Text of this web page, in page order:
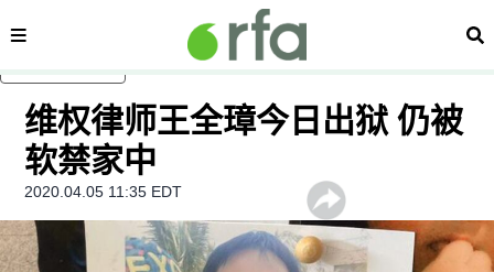
内容分类 搜
维权律师王全璋今日出狱 仍被
软禁家中
2020.04.05 11:35 EDT